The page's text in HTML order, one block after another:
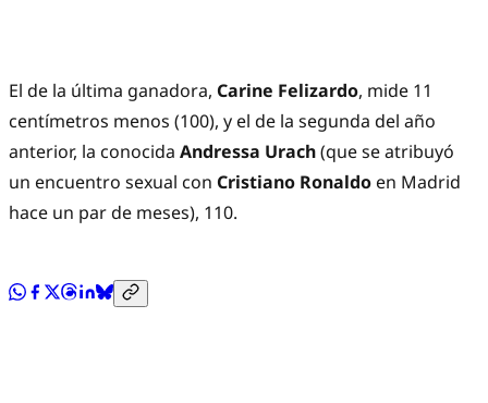
El de la última ganadora, Carine Felizardo, mide 11
centímetros menos (100), y el de la segunda del año
anterior, la conocida Andressa Urach(que se atribuyó
un encuentro sexual con Cristiano Ronaldo en Madrid
hace un par de meses), 110.